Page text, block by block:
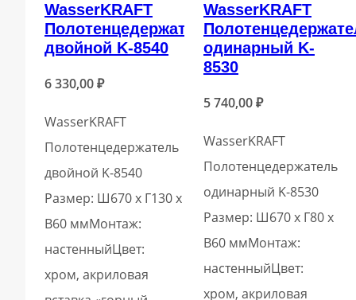
WasserKRAFT
Полотенцедержатель
двойной K-8540
6 330,00₽
WasserKRAFT
Полотенцедержатель
двойной K-8540
Размер: Ш670 х Г130 х
В60 ммМонтаж:
настенныйЦвет:
хром, акриловая
WasserKRAFT
одинарный K-
8530
5 740,00₽
WasserKRAFT
Полотенцедержатель
одинарный K-8530
Размер: Ш670 х Г80 х
В60 ммМонтаж:
настенныйЦвет:
хром, акриловая